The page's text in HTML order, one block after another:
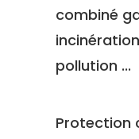
combiné
pollution ...
Protection